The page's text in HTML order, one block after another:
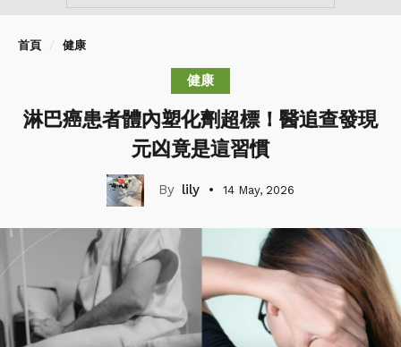
首頁 健康
健康
淋巴癌患者體內塑化劑超標！醫追查發現
元凶竟是這習慣
lily 14 May, 2026